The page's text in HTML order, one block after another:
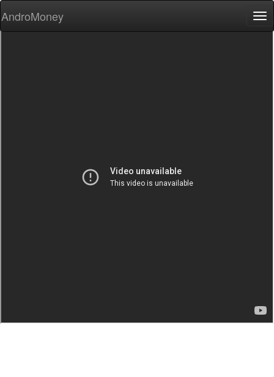
AndroMoney